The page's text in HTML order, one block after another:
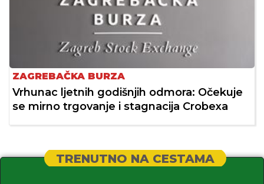
ZAGREBAČKA BURZA
Vrhunac ljetnih godišnjih odmora: Očekuje
se mirno trgovanje i stagnacija Crobexa
TRENUTNO NA CESTAMA